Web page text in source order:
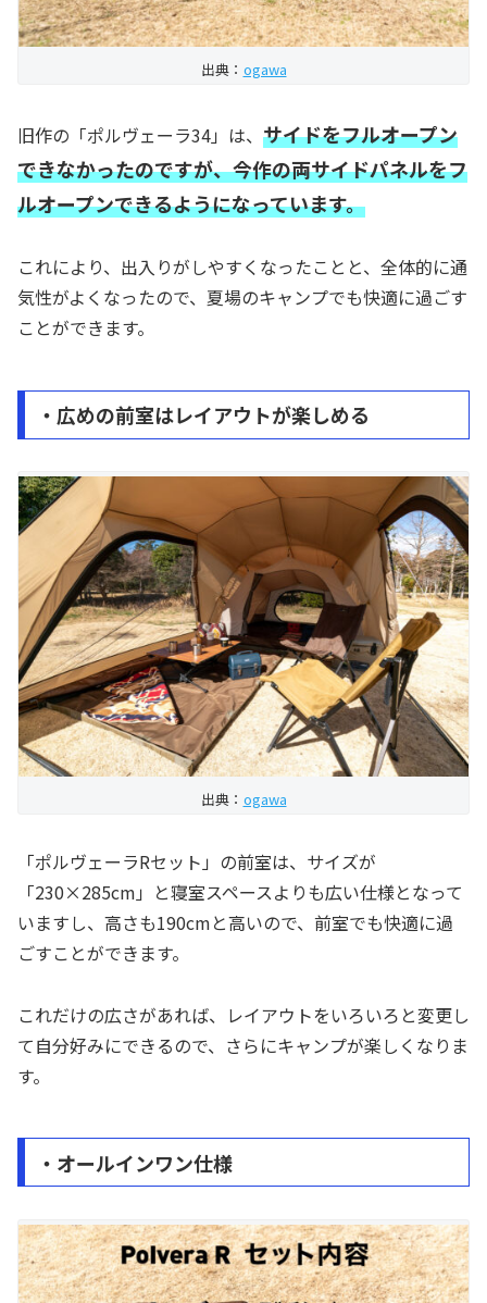
出典： ogawa
旧作の「ポルヴェーラ34」は、 サイドをフルオープン
できなかったのですが、今作の両サイドパネルをフ
ルオープンできるようになっています。
これにより、出入りがしやすくなったことと、全体的に通
気性がよくなったので、夏場のキャンプでも快適に過ごす
ことができます。
・広めの前室はレイアウトが楽しめる
出典： ogawa
「ポルヴェーラRセット」の前室は、サイズが
「230×285cm」と寝室スペースよりも広い仕様となって
いますし、高さも190cmと高いので、前室でも快適に過
ごすことができます。
これだけの広さがあれば、レイアウトをいろいろと変更し
て自分好みにできるので、さらにキャンプが楽しくなりま
す。
・オールインワン仕様